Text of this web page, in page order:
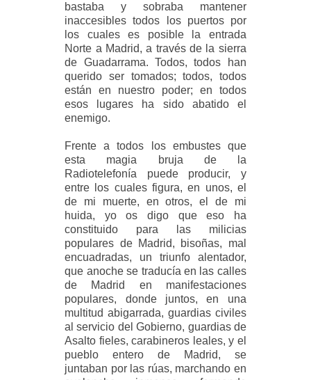
bastaba y sobraba mantener
inaccesibles todos los puertos por
los cuales es posible la entrada
Norte a Madrid, a través de la sierra
de Guadarrama. Todos, todos han
querido ser tomados; todos, todos
están en nuestro poder; en todos
esos lugares ha sido abatido el
enemigo.
Frente a todos los embustes que
esta magia bruja de la
Radiotelefonía puede producir, y
entre los cuales figura, en unos, el
de mi muerte, en otros, el de mi
huida, yo os digo que eso ha
constituido para las milicias
populares de Madrid, bisoñas, mal
encuadradas, un triunfo alentador,
que anoche se traducía en las calles
de Madrid en manifestaciones
populares, donde juntos, en una
multitud abigarrada, guardias civiles
al servicio del Gobierno, guardias de
Asalto fieles, carabineros leales, y el
pueblo entero de Madrid, se
juntaban por las rúas, marchando en